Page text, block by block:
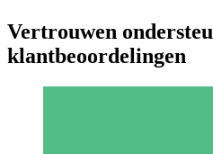
Vertrouwen
klantbeoordelingen